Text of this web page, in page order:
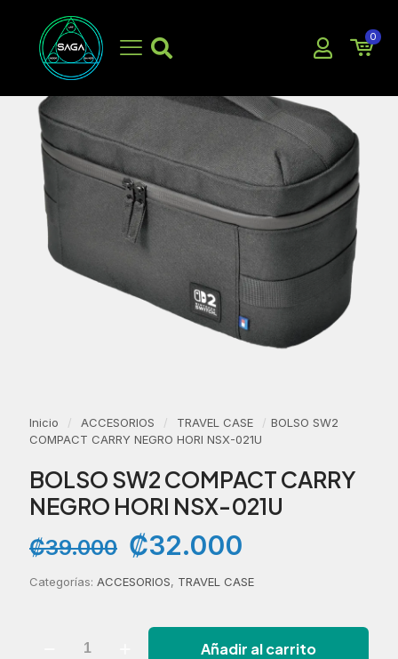
0
EN OFERTA
Inicio / ACCESORIOS / TRAVEL CASE / BOLSO SW2
COMPACT CARRY NEGRO HORI NSX-021U
BOLSO SW2 COMPACT CARRY
NEGRO HORI NSX-021U
₡39.000 El
precio
original
era:
₡32.000
actual
es:
Categorías: ACCESORIOS, TRAVEL CASE
Añadir al carrito